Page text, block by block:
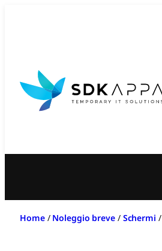
Home/ Noleggio breve/ Schermi /